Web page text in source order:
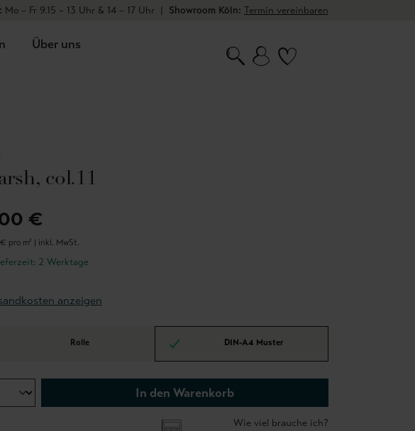
Mo – Fr 9.15 – 13 Uhr & 14 – 17 Uhr | Showroom Köln: Termin vereinbaren
Über uns
col.11
€
pro m² | inkl. MwSt.
2 Werktage
anzeigen
Rolle DIN-A4 Muster
In den Warenkorb
Wie viel brauche ich?